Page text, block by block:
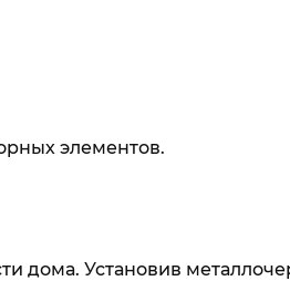
элементов.
дома. Установив